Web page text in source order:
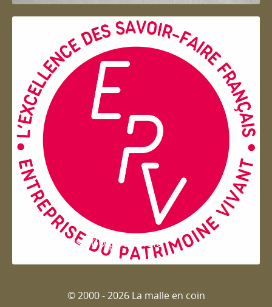
Entreprise du patrimoie
© 2000 - 2026 La malle en coin